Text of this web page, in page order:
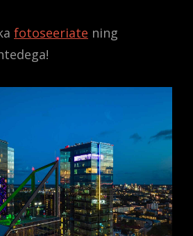
fotoseeriate ning